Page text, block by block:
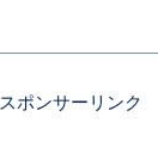
スポンサーリンク